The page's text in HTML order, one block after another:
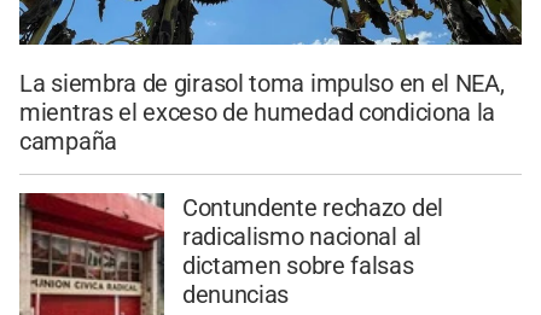
La siembra de girasol toma impulso en el NEA,
mientras el exceso de humedad condiciona la
campaña
Contundente rechazo del
radicalismo nacional al
dictamen sobre falsas
denuncias